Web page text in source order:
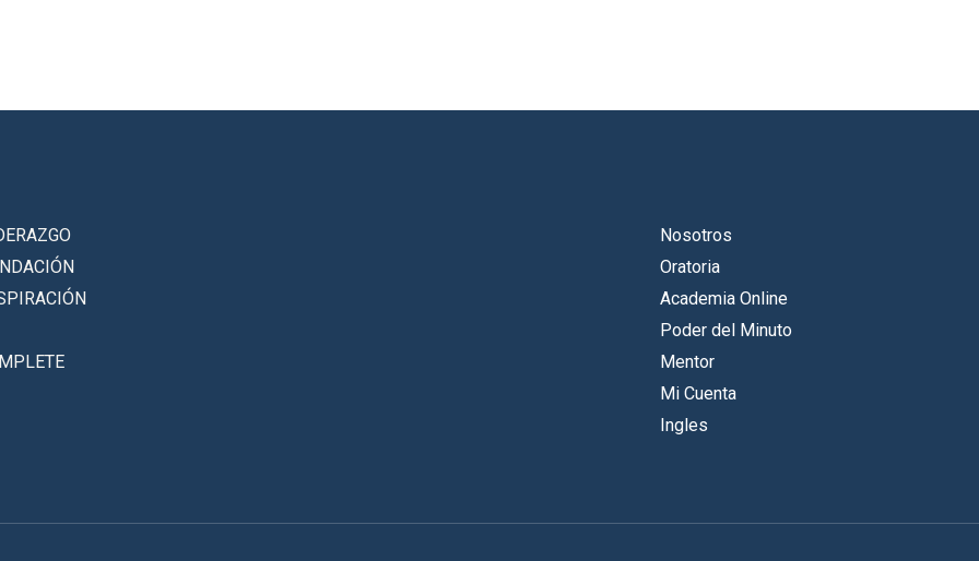
Nosotros
Oratoria
Academia Online
Poder del Minuto
Mentor
Mi Cuenta
Ingles